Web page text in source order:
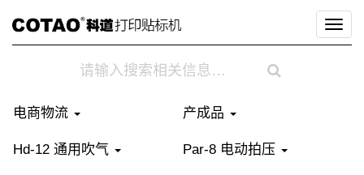
切
换
电商物流 产成品
Hd-12 通用吹气 Par-8 电动拍压